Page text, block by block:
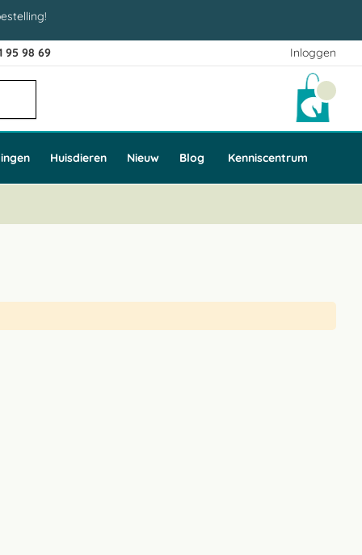
Inloggen
95 98 69
Huisdieren Nieuw Blog Kenniscentrum